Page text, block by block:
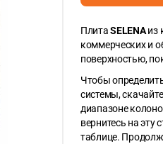
ПлитаSELENAиз
коммерческих и
поверхностью,
Чтобы
системы,
диапазоне
вернитесь на эту
таблице.